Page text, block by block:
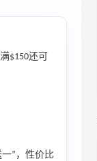
$150还可
”，性价比